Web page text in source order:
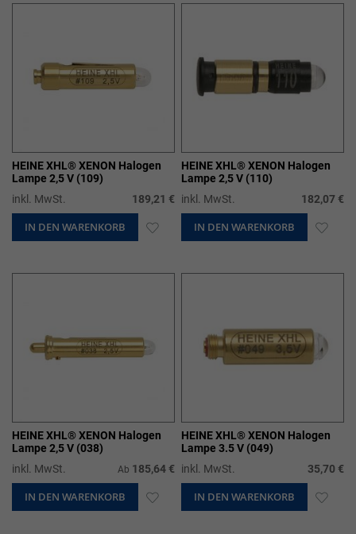
HEINE XHL® XENON Halogen
Lampe 2,5 V (109)
inkl. MwSt.
189,21 €
IN DEN WARENKORB ZUR
HEINE XHL® XENON Halogen
Lampe 2,5 V (110)
inkl. MwSt.
182,07 €
IN DEN WARENKORB ZUR
HEINE XHL® XENON Halogen
Lampe 2,5 V (038)
inkl. MwSt.
Ab 185,64 €
IN DEN WARENKORB ZUR
HEINE XHL® XENON Halogen
Lampe 3.5 V (049)
inkl. MwSt.
35,70 €
IN DEN WARENKORB ZUR